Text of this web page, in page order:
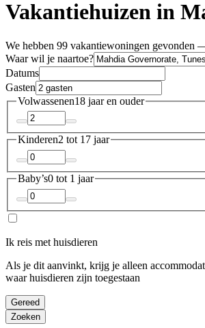
Vakantiehuizen in
We hebben 99 vakantiewoningen gevonden
Waar wil je naartoe?
Datums
Gasten
Volwassenen18 jaar en ouder
Kinderen2 tot 17 jaar
Baby’s0 tot 1 jaar
Ik reis met huisdieren
Als je dit aanvinkt, krijg je alleen
waar huisdieren zijn toegestaan
Gereed
Zoeken